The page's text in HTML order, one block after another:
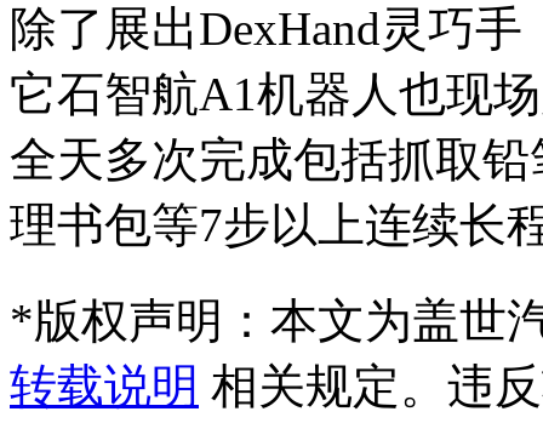
除了展出DexHand灵巧
它石智航A1机器人也现
全天多次完成包括抓取
理书包等7步以上连续长
*版权声明：本文为盖世
转载说明 相关规定。违